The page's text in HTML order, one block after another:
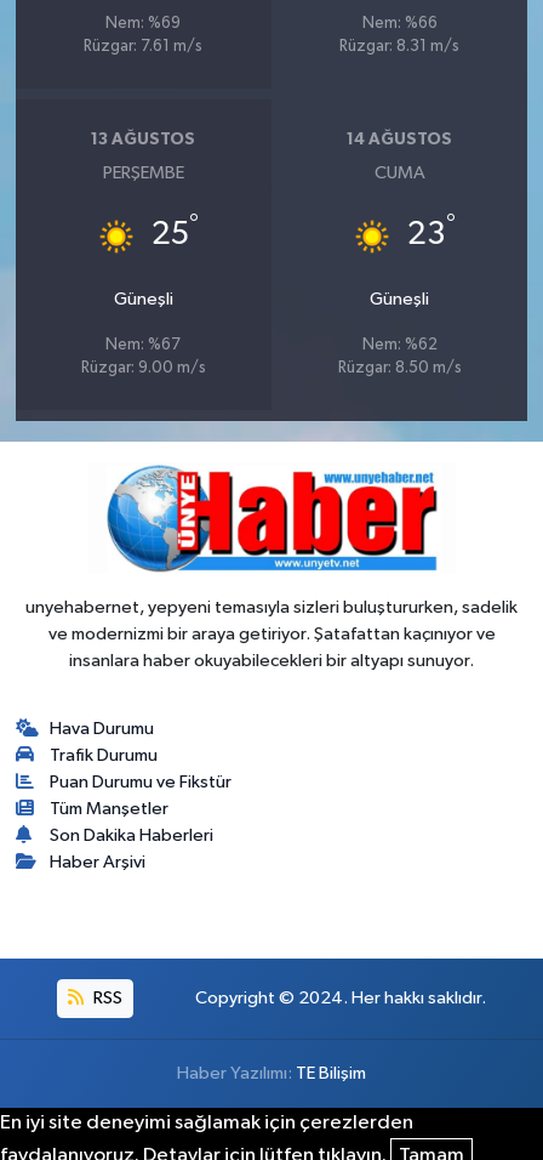
Nem: %69
Rüzgar: 7.61 m/s
Nem: %66
Rüzgar: 8.31 m/s
13 AĞUSTOS
PERŞEMBE
25°
Güneşli
Nem: %67
Rüzgar: 9.00 m/s
14 AĞUSTOS
CUMA
23°
Güneşli
Nem: %62
Rüzgar: 8.50 m/s
unyehabernet, yepyeni temasıyla sizleri buluştururken, sadelik
ve modernizmi bir araya getiriyor. Şatafattan kaçınıyor ve
insanlara haber okuyabilecekleri bir altyapı sunuyor.
Hava Durumu
Trafik Durumu
Puan Durumu ve Fikstür
Tüm Manşetler
Son Dakika Haberleri
Haber Arşivi
RSS Copyright © 2024. Her hakkı saklıdır.
Haber Yazılımı: TE Bilişim
En iyi site deneyimi sağlamak için çerezlerden
faydalanıyoruz. Detaylar için lütfen tıklayın.
Tamam